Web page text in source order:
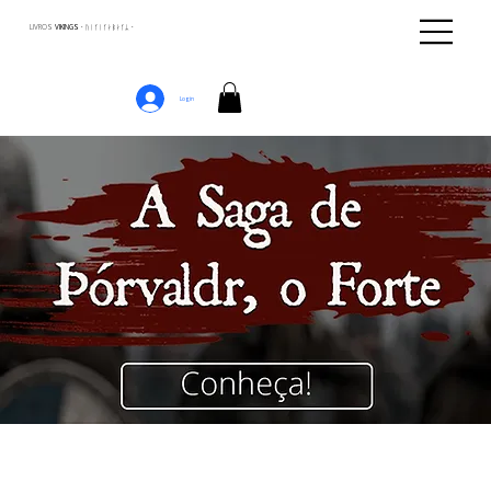
LIVROS VIKINGS · ᚢᛁᚴᛁᚴᛅᛒᛅᚴᛦ ·
Login